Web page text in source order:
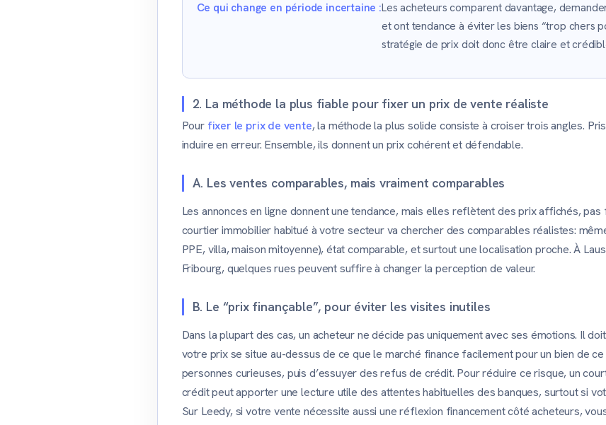
Ce qui change en période incertaine :Les acheteurs comparent davantage,
et ont tendance à éviter les biens “trop chers
stratégie de prix doit donc être claire et
2. La méthode la plus fiable pour fixer un prix de vente réaliste
Pour fixer le prix de vente, la méthode la plus solide consiste à croiser trois angles.
induire en erreur. Ensemble, ils donnent un prix cohérent et défendable.
A. Les ventes comparables, mais vraiment comparables
Les annonces en ligne donnent une tendance, mais elles reflètent des prix affichés,
courtier immobilier habitué à votre secteur va chercher des comparables réalistes:
PPE, villa, maison mitoyenne), état comparable, et surtout une localisation proche. À
Fribourg, quelques rues peuvent suffire à changer la perception de valeur.
B. Le “prix finançable”, pour éviter les visites inutiles
Dans la plupart des cas, un acheteur ne décide pas uniquement avec ses émotions. Il
votre prix se situe au-dessus de ce que le marché finance facilement pour un bien de
personnes curieuses, puis d’essuyer des refus de crédit. Pour réduire ce risque, un
crédit peut apporter une lecture utile des attentes habituelles des banques, surtout si
Sur Leedy, si votre vente nécessite aussi une réflexion financement côté acheteurs,